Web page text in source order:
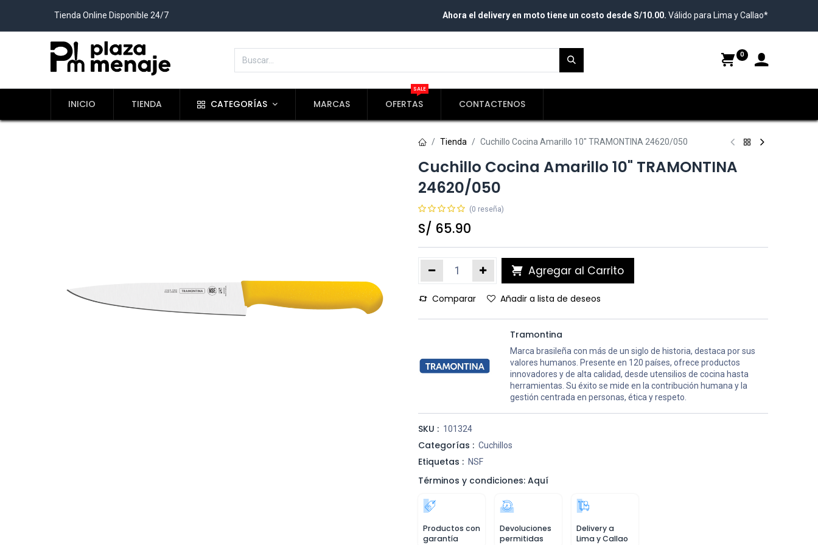
Tienda Online Disponible 24/7 Ahora el delivery en moto tiene un costo desde S/10.00. Válido para Lima y Callao*
0
INICIO TIENDA CATEGORÍAS MARCAS OFERTAS
SALE
CONTACTENOS
Tienda Cuchillo Cocina Amarillo 10" TRAMONTINA 24620/050
Cuchillo Cocina Amarillo 10" TRAMONTINA
24620/050
(0 reseña)
S/ 65.90
Agregar al Carrito
Comparar Añadir a lista de deseos
Tramontina
Marca brasileña con más de un siglo de historia, destaca por sus
valores humanos. Presente en 120 países, ofrece productos
innovadores y de alta calidad, desde utensilios de cocina hasta
herramientas. Su éxito se mide en la contribución humana y la
gestión centrada en personas, ética y respeto.
SKU : 101324
Categorías : Cuchillos
Etiquetas : NSF
Términos y condiciones: Aquí
Productos con
garantía
Devoluciones
permitidas
Delivery a
Lima y Callao